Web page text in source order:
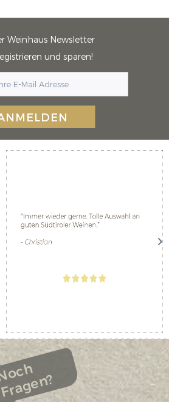
Weinhaus Newsletter
und sparen!